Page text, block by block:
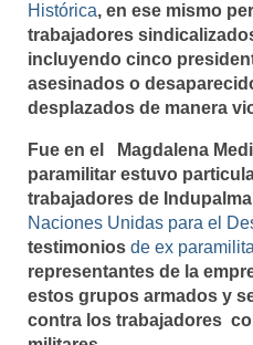
Histórica, en ese mismo
trabajadores
incluyendo cinco
asesinados o
desplazados de manera
Fue en el Magdalena
paramilitar estuvo
trabajadores de
Naciones Unidas para el
testimonios de ex
representantes de la
estos grupos armados y
contra los trabajadores